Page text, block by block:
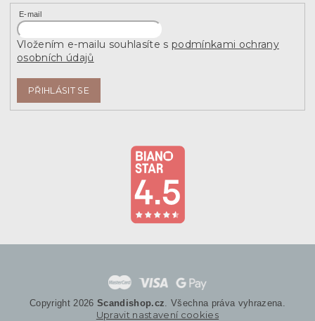
E-mail
Vložením e-mailu souhlasíte s podmínkami ochrany
osobních údajů
PŘIHLÁSIT SE
Copyright 2026 Scandishop.cz . Všechna práva vyhrazena.
Upravit nastavení cookies